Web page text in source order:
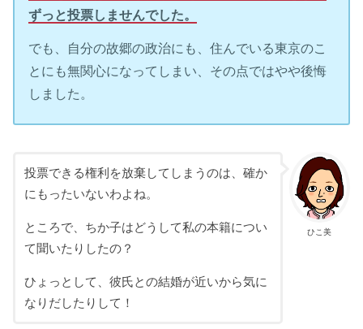
ずっと投票しませんでした。
でも、自分の故郷の政治にも、住んでいる東京のこ
とにも無関心になってしまい、その点ではやや後悔
しました。
ひこ美
投票できる権利を放棄してしまうのは、確か
にもったいないわよね。
ところで、ちか子はどうして私の本籍につい
て聞いたりしたの？
ひょっとして、彼氏との結婚が近いから気に
なりだしたりして！